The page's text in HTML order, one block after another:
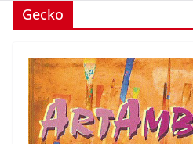
Gecko